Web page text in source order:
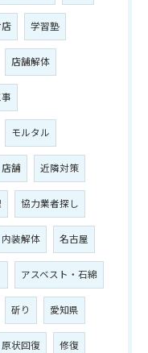
店 学習塾
店舗解体
モルタル
店舗 近隣対策
協力業者探し
内装解体 名古屋
アスベスト・石綿
斫り 愛知県
原状回復 修復